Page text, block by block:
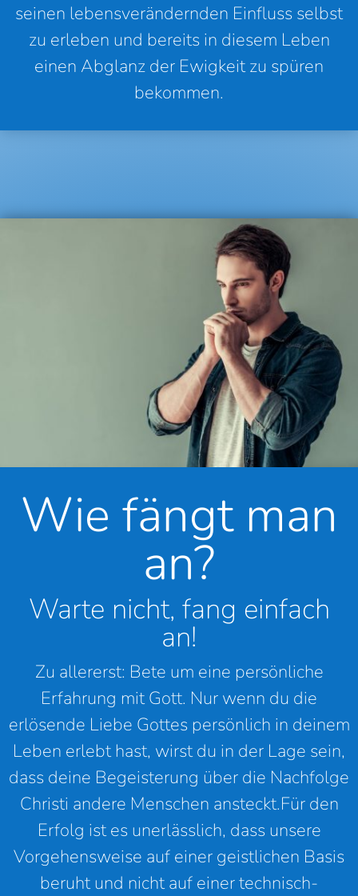
seinen lebensverändernden Einfluss selbst
zu erleben und bereits in diesem Leben
einen Abglanz der Ewigkeit zu spüren
bekommen.
Wie fängt man
an?
Warte nicht, fang einfach
an!
Zu allererst: Bete um eine persönliche
Erfahrung mit Gott. Nur wenn du die
erlösende Liebe Gottes persönlich in deinem
Leben erlebt hast, wirst du in der Lage sein,
dass deine Begeisterung über die Nachfolge
Christi andere Menschen ansteckt.Für den
Erfolg ist es unerlässlich, dass unsere
Vorgehensweise auf einer geistlichen Basis
beruht und nicht auf einer technisch-